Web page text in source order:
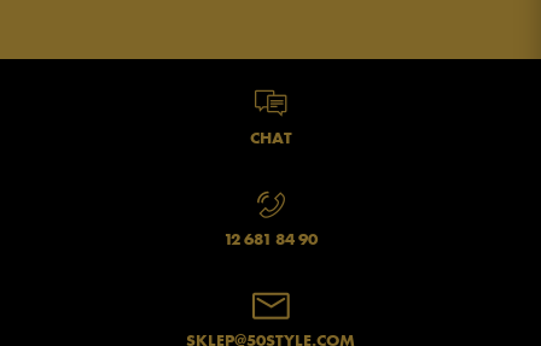
CHAT
12 681 84 90
SKLEP@50STYLE.COM